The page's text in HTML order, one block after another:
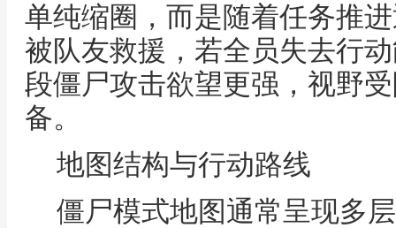
单纯缩圈，而是随着任务推
被队友救援，若全员失去行
段僵尸攻击欲望更强，视野
备。
地图结构与行动路线
僵尸模式地图通常呈现多